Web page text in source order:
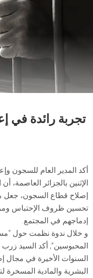
تجربة رائدة في
أكد المدير العام للسجون
الإثنين بالجزائر العاصمة،
إصلاح قطاع السجون، جعل
تحسين ظروف الإحتباس
إدماجهم في المجتمع.
و خلال ندوة نظمت حول
المحبوسين”, أكد السيد
السنوات الأخيرة في مجال
البشرية والمادية